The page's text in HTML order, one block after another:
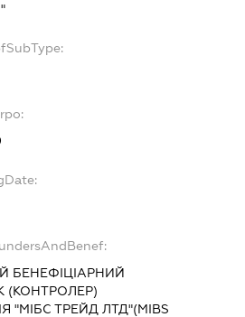
БЕНЕФІЦІАРНИЙ
(КОНТРОЛЕР)
"МІБС ТРЕЙД ЛТД"(MIBS